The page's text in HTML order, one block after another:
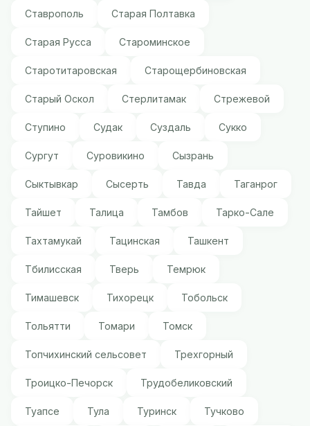
Ставрополь Старая Полтавка
Старая Русса Староминское
Старотитаровская Старощербиновская
Старый Оскол Стерлитамак Стрежевой
Ступино Судак Суздаль Сукко
Сургут Суровикино Сызрань
Сыктывкар Сысерть Тавда Таганрог
Тайшет Талица Тамбов Тарко-Сале
Тахтамукай Тацинская Ташкент
Тбилисская Тверь Темрюк
Тимашевск Тихорецк Тобольск
Тольятти Томари Томск
Топчихинский сельсовет Трехгорный
Троицко-Печорск Трудобеликовский
Туапсе Тула Туринск Тучково